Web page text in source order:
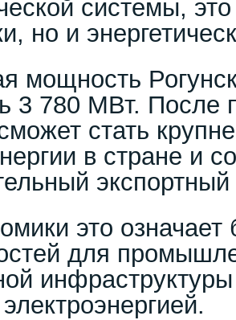
системы,
но и
мощность
3 780 МВт. После
стать
в стране и
это
для